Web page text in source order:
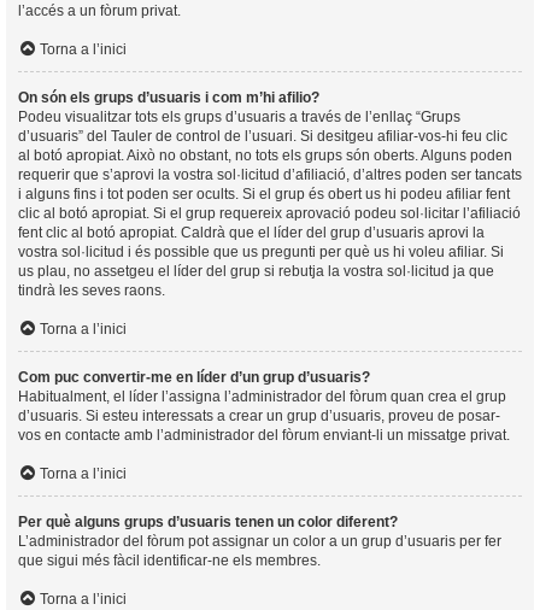
l’accés a un fòrum privat.
Torna a l’inici
On són els grups d’usuaris i com m’hi afilio?
Podeu visualitzar tots els grups d’usuaris a través de l’enllaç “Grups
d’usuaris” del Tauler de control de l’usuari. Si desitgeu afiliar-vos-hi feu clic
al botó apropiat. Això no obstant, no tots els grups són oberts. Alguns poden
requerir que s’aprovi la vostra sol·licitud d’afiliació, d’altres poden ser tancats
i alguns fins i tot poden ser ocults. Si el grup és obert us hi podeu afiliar fent
clic al botó apropiat. Si el grup requereix aprovació podeu sol·licitar l’afiliació
fent clic al botó apropiat. Caldrà que el líder del grup d’usuaris aprovi la
vostra sol·licitud i és possible que us pregunti per què us hi voleu afiliar. Si
us plau, no assetgeu el líder del grup si rebutja la vostra sol·licitud ja que
tindrà les seves raons.
Torna a l’inici
Com puc convertir-me en líder d’un grup d’usuaris?
Habitualment, el líder l’assigna l’administrador del fòrum quan crea el grup
d’usuaris. Si esteu interessats a crear un grup d’usuaris, proveu de posar-
vos en contacte amb l’administrador del fòrum enviant-li un missatge privat.
Torna a l’inici
Per què alguns grups d’usuaris tenen un color diferent?
L’administrador del fòrum pot assignar un color a un grup d’usuaris per fer
que sigui més fàcil identificar-ne els membres.
Torna a l’inici